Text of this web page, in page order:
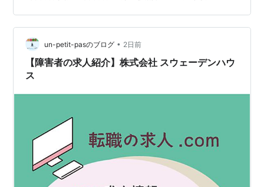
ィパでは多数、障がい者（障害者）のための求人をご用
意しています。無料登録いただきましたら 就職・転職に
関するご相談をじっくり伺い…
un-petit-pasのブログ • 2日前
【障害者の求人紹介】株式会社 スウェーデンハウ
ス